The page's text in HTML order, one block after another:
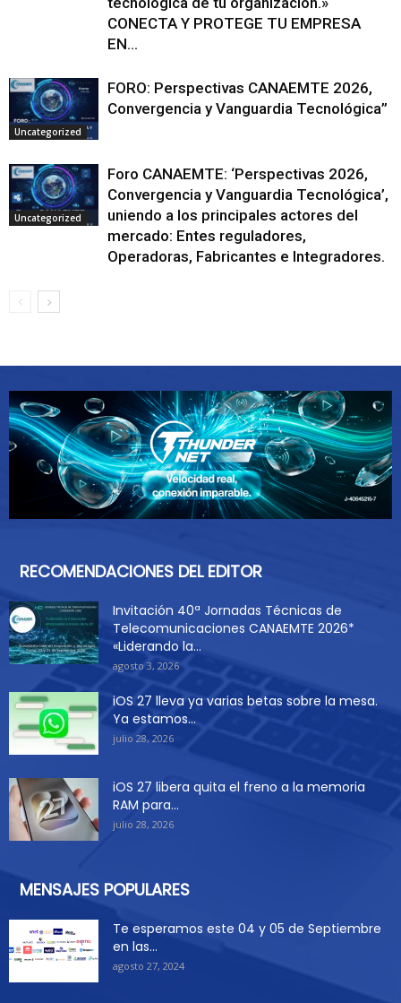
CONECTA Y PROTEGE TU EMPRESA
EN...
Uncategorized
FORO: Perspectivas CANAEMTE 2026,
Convergencia y Vanguardia Tecnológica”
Uncategorized
Foro CANAEMTE: ‘Perspectivas 2026,
Convergencia y Vanguardia Tecnológica’,
uniendo a los principales actores del
mercado: Entes reguladores,
Operadoras, Fabricantes e Integradores.
RECOMENDACIONES DEL EDITOR
Invitación 40ª Jornadas Técnicas de
Telecomunicaciones CANAEMTE 2026*
«Liderando la...
agosto 3, 2026
iOS 27 lleva ya varias betas sobre la mesa.
Ya estamos...
julio 28, 2026
iOS 27 libera quita el freno a la memoria
RAM para...
julio 28, 2026
MENSAJES POPULARES
Te esperamos este 04 y 05 de Septiembre
en las...
agosto 27, 2024